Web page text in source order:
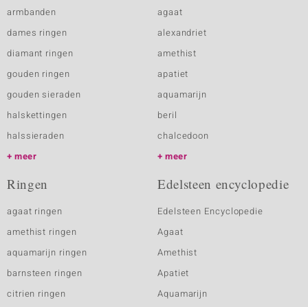
armbanden
dames ringen
diamant ringen
gouden ringen
gouden sieraden
halskettingen
halssieraden
meer
agaat
alexandriet
amethist
apatiet
aquamarijn
beril
chalcedoon
meer
Ringen
agaat ringen
amethist ringen
aquamarijn ringen
barnsteen ringen
citrien ringen
Edelsteen encyclopedie
Edelsteen Encyclopedie
Agaat
Amethist
Apatiet
Aquamarijn